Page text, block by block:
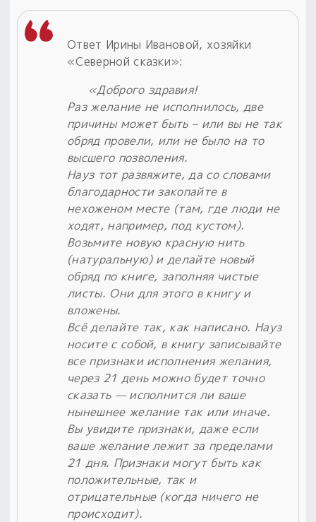
Ответ Ирины Ивановой, хозяйки
«Северной сказки»:
«Доброго здравия!
Раз желание не исполнилось, две
причины может быть – или вы не так
обряд провели, или не было на то
высшего позволения.
Науз тот развяжите, да со словами
благодарности закопайте в
нехоженом месте (там, где люди не
ходят, например, под кустом).
Возьмите новую красную нить
(натуральную) и делайте новый
обряд по книге, заполняя чистые
листы. Они для этого в книгу и
вложены.
Всё делайте так, как написано. Науз
носите с собой, в книгу записывайте
все признаки исполнения желания,
через 21 день можно будет точно
сказать — исполнится ли ваше
нынешнее желание так или иначе.
Вы увидите признаки, даже если
ваше желание лежит за пределами
21 дня. Признаки могут быть как
положительные, так и
отрицательные (когда ничего не
происходит).